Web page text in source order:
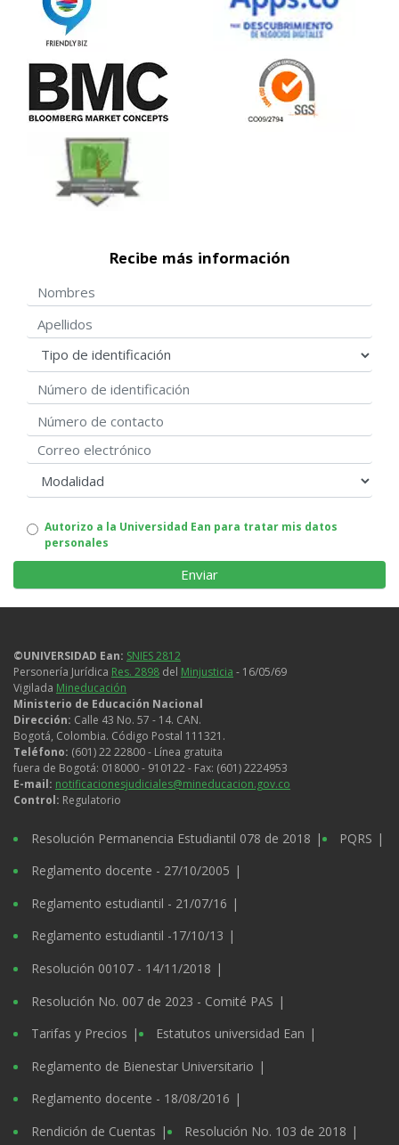
Recibe más información
Nombres
Apellidos
Tipo de identificación
Número de identificación
Número de contacto
Correo electrónico
modalidad
Autorizo
uso
de
personales
Autorizo a la Universidad Ean para tratar mis datos
personales
©UNIVERSIDAD Ean: SNIES 2812
Personería Jurídica Res. 2898 del Minjusticia - 16/05/69
Vigilada Mineducación
Ministerio de Educación Nacional
Dirección: Calle 43 No. 57 - 14. CAN.
Bogotá, Colombia. Código Postal 111321.
Teléfono: (601) 22 22800 - Línea gratuita
fuera de Bogotá: 018000 - 910122 - Fax: (601) 2224953
E-mail: notificacionesjudiciales@mineducacion.gov.co
Control: Regulatorio
Legales
Resolución Permanencia Estudiantil 078 de 2018
PQRS
Reglamento docente - 27/10/2005
Reglamento estudiantil - 21/07/16
Reglamento estudiantil -17/10/13
Resolución 00107 - 14/11/2018
Resolución No. 007 de 2023 - Comité PAS
Tarifas y Precios
Estatutos universidad Ean
Reglamento de Bienestar Universitario
Reglamento docente - 18/08/2016
Rendición de Cuentas
Resolución No. 103 de 2018